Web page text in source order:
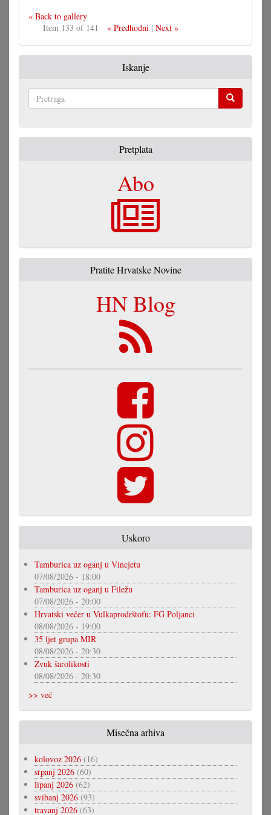
« Back to gallery
Item 133 of 141
« Predhodni| Next »
Iskanje
Pretplata
Abo
Pratite Hrvatske Novine
HN Blog
Uskoro
Tamburica uz oganj u Vincjetu
07/08/2026 - 18:00
Tamburica uz oganj u Filežu
07/08/2026 - 20:00
Hrvatski večer u Vulkaprodrštofu: FG Poljanci
08/08/2026 - 19:00
35 ljet grupa MIR
08/08/2026 - 20:30
Zvuk šarolikosti
08/08/2026 - 20:30
>> već
Misečna arhiva
kolovoz 2026 (16)
srpanj 2026 (60)
lipanj 2026 (62)
svibanj 2026 (93)
travanj 2026 (63)